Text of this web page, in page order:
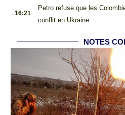
.16:21
Petro refuse que les
conflit en Ukraine
NOTES